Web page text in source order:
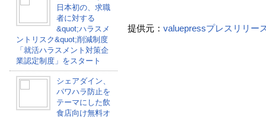
日本初の、求職
者に対する
&quot;ハラスメ
ントリスク&quot;削減制度
「就活ハラスメント対策企
業認定制度」をスタート
シェアダイン、
パワハラ防止を
テーマにした飲
食店向け無料オ
提供元： valuepressプレスリリー